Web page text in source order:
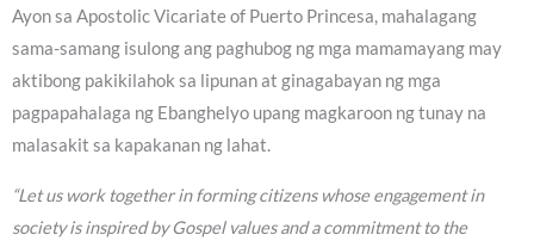
Ayon sa Apostolic Vicariate of Puerto Princesa, mahalagang
sama-samang isulong ang paghubog ng mga mamamayang may
aktibong pakikilahok sa lipunan at ginagabayan ng mga
pagpapahalaga ng Ebanghelyo upang magkaroon ng tunay na
malasakit sa kapakanan ng lahat.
“Let us work together in forming citizens whose engagement in
society is inspired by Gospel values and a commitment to the